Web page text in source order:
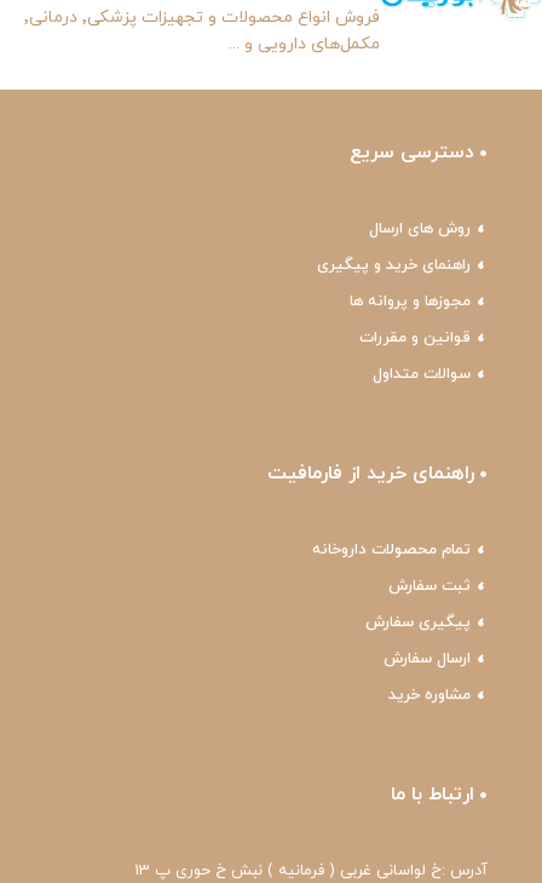
فروش انواع محصولات و تجهیزات پزشکی٬ درمانی٬
مکمل‌های دارویی و ...
دسترسی سریع
روش های ارسال
راهنمای خرید و پیگیری
مجوزها و پروانه ها
قوانین و مقررات
سوالات متداول
راهنمای خرید از فارمافیت
تمام محصولات داروخانه
ثبت سفارش
پیگیری سفارش
ارسال سفارش
مشاوره خرید
ارتباط با ما
آدرس :خ لواسانی غربی ( فرمانیه ) نبش خ حوری پ 13